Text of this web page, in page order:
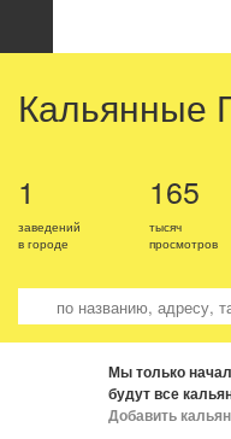
Кальянные
1
заведений
в городе
165
тысяч
просмотров
Мы только
будут все
Добавить